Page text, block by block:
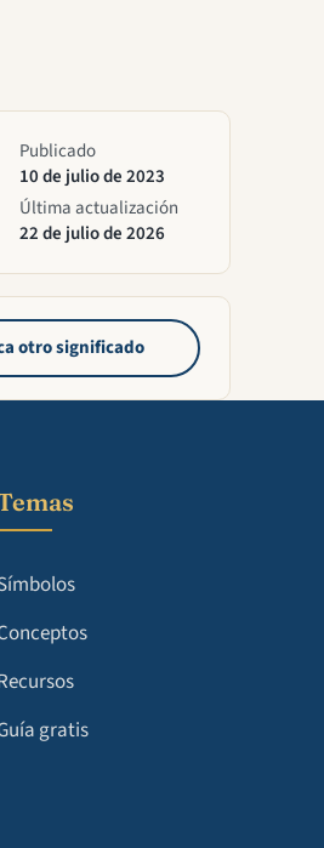
Publicado
10 de julio de 2023
Última actualización
22 de julio de 2026
otro significado
gratis